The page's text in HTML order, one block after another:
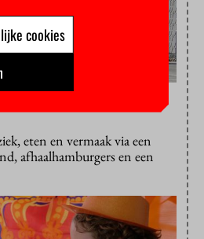
eten en vermaak via een
afhaalhamburgers en een
cookies